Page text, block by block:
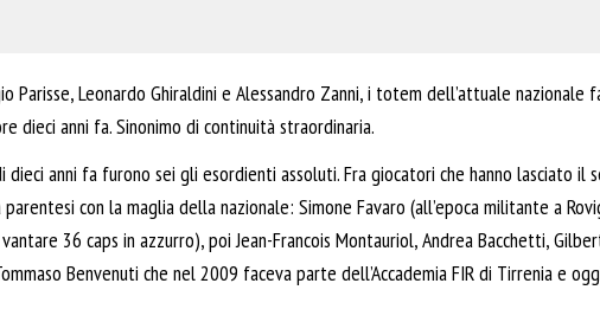
Parisse, Leonardo Ghiraldini e Alessandro Zanni, i totem dell’attuale nazionale
dieci anni fa. Sinonimo di continuità straordinaria.
dieci anni fa furono sei gli esordienti assoluti. Fra giocatori che hanno lasciato il
con la maglia della nazionale: Simone Favaro (all’epoca militante a
36 caps in azzurro), poi Jean-Francois Montauriol, Andrea Bacchetti,
Benvenuti che nel 2009 faceva parte dell’Accademia FIR di Tirrenia e